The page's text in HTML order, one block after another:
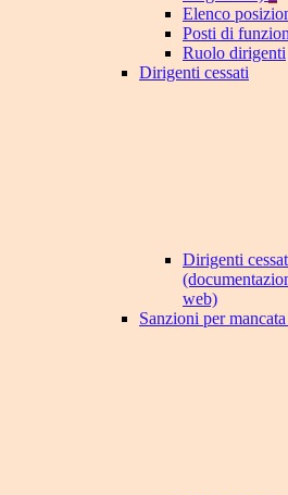
Elenco
Posti di
Ruolo dirigenti
Dirigenti cessati
Dirigenti
web)
Sanzioni per